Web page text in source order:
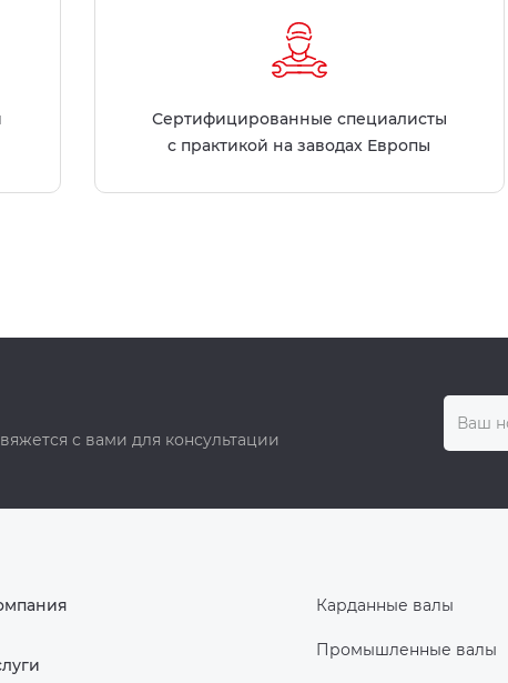
Сертифицированные специалисты
с практикой на заводах Европы
с вами для консультации
Карданные валы
Промышленные валы